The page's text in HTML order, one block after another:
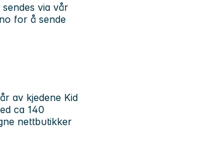
via vår
for å sende
av kjedene Kid
ca 140
nettbutikker